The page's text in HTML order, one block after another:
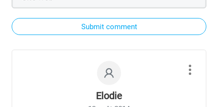
Submit comment
Elodie